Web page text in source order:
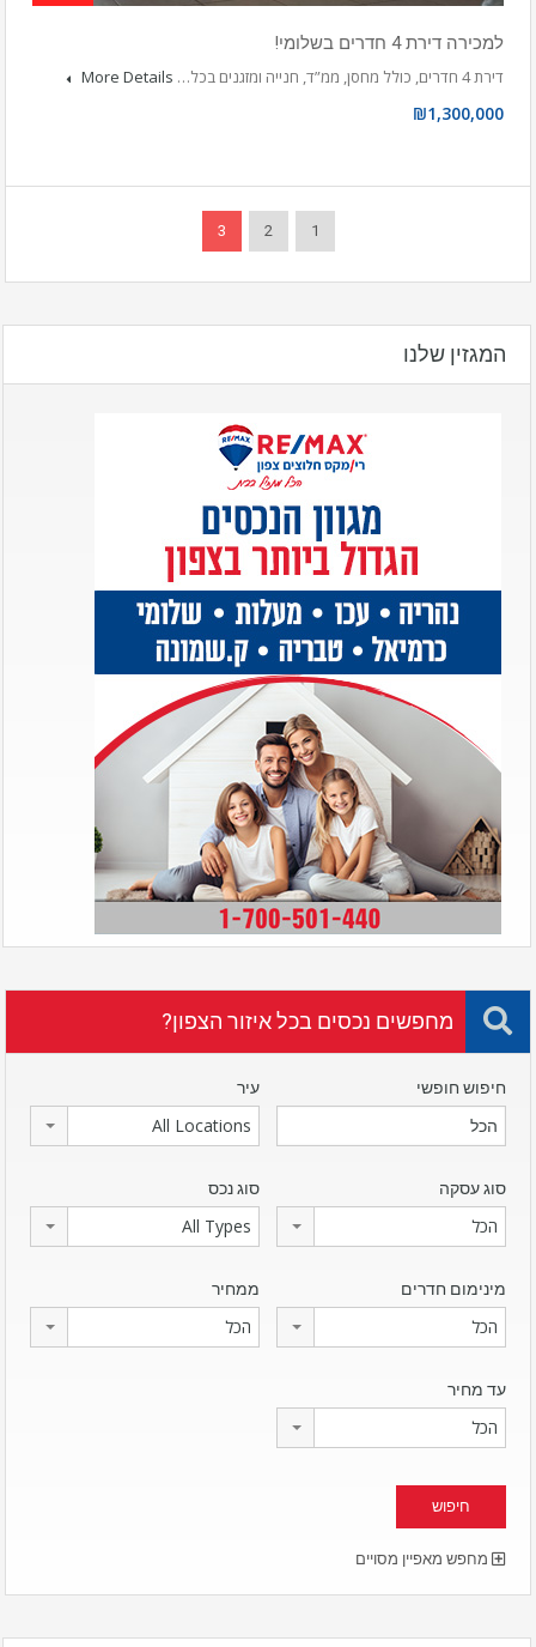
למכירה דירת 4 חדרים בשלומי!
דירת 4 חדרים, כולל מחסן, ממ”ד, חנייה ומזגנים בכל…
More Details
₪1,300,000
1
2
3
המגזין שלנו
מחפשים נכסים בכל איזור הצפון?
חיפוש חופשי עיר
All Locations
סוג עסקה
הכל
סוג נכס
All Types
מינימום חדרים
הכל
ממחיר
הכל
עד מחיר
הכל
מחפש מאפיין מסויים